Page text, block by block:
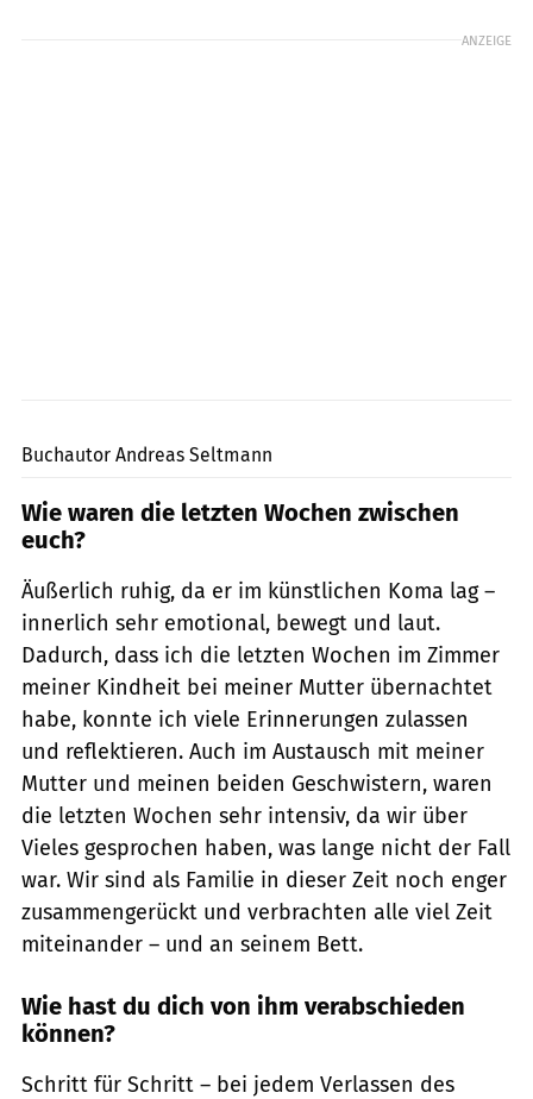
ANZEIGE
Buchautor Andreas Seltmann
Wie waren die letzten Wochen zwischen
euch?
Äußerlich ruhig, da er im künstlichen Koma lag –
innerlich sehr emotional, bewegt und laut.
Dadurch, dass ich die letzten Wochen im Zimmer
meiner Kindheit bei meiner Mutter übernachtet
habe, konnte ich viele Erinnerungen zulassen
und reflektieren. Auch im Austausch mit meiner
Mutter und meinen beiden Geschwistern, waren
die letzten Wochen sehr intensiv, da wir über
Vieles gesprochen haben, was lange nicht der Fall
war. Wir sind als Familie in dieser Zeit noch enger
zusammengerückt und verbrachten alle viel Zeit
miteinander – und an seinem Bett.
Wie hast du dich von ihm verabschieden
können?
Schritt für Schritt – bei jedem Verlassen des